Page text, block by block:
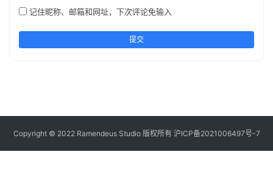
记住昵称、邮箱和网址，下次评论免输入
提交
Copyright © 2022 Ramendeus Studio 版权所有 沪ICP备2021006497号-7